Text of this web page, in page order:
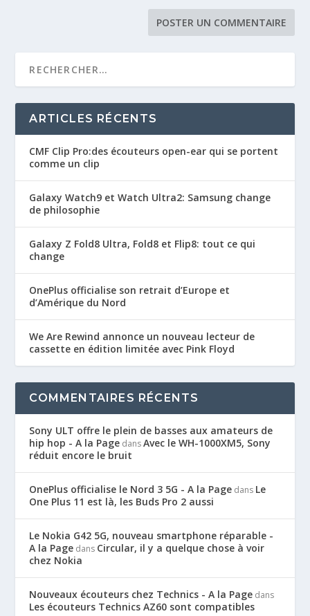
ARTICLES RÉCENTS
CMF Clip Pro:des écouteurs open-ear qui se portent
comme un clip
Galaxy Watch9 et Watch Ultra2: Samsung change
de philosophie
Galaxy Z Fold8 Ultra, Fold8 et Flip8: tout ce qui
change
OnePlus officialise son retrait d’Europe et
d’Amérique du Nord
We Are Rewind annonce un nouveau lecteur de
cassette en édition limitée avec Pink Floyd
COMMENTAIRES RÉCENTS
Sony ULT offre le plein de basses aux amateurs de
hip hop - A la Page dansAvec le WH-1000XM5, Sony
réduit encore le bruit
OnePlus officialise le Nord 3 5G - A la Page dans Le
One Plus 11 est là, les Buds Pro 2 aussi
Le Nokia G42 5G, nouveau smartphone réparable -
A la Page dans Circular, il y a quelque chose à voir
chez Nokia
Nouveaux écouteurs chez Technics - A la Page dans
Les écouteurs Technics AZ60 sont compatibles